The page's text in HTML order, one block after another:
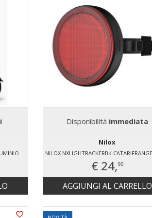
Disponibilità immediata
Nilox
€ 24,90
AGGIUNGI AL CARRELLO